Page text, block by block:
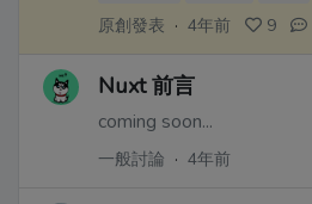
原創發表 · 4年前 9
Nuxt 前言
coming soon...
一般討論 · 4年前